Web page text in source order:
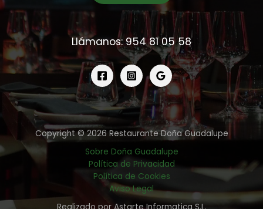
Llámanos: 954 81 05 58
Copyright © 2026 Restaurante Doña Guadalupe
Sobre Doña Guadalupe
Política de Privacidad
Política de Cookies
Aviso Legal